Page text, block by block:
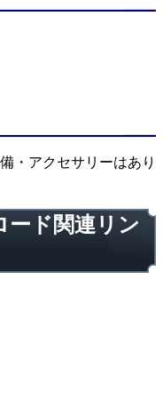
・アクセサリーはあり
ード関連リン